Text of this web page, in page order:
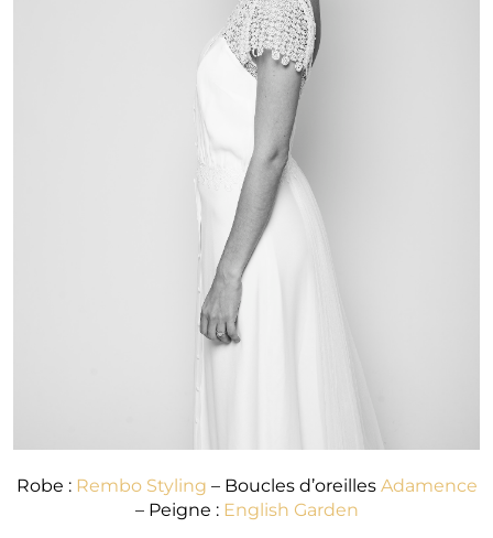
Robe : Rembo Styling – Boucles d’oreillesAdamence
– Peigne : English Garden